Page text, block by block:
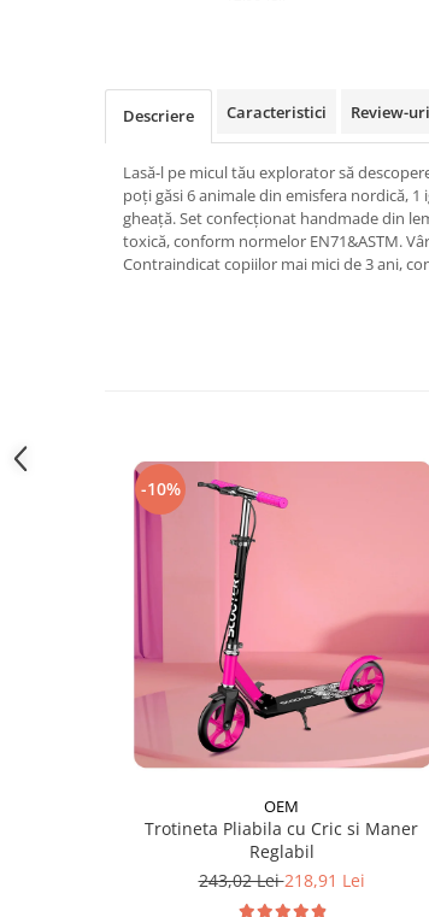
Pictura, modelaj si accesorii
Tarcuri si corturi
Tarc joaca copii
Tarc joaca bebe
Tarc joaca cu bile
Descriere Caracteristici Review-uri
Lasă-l pe micul tău explorator să
poți găsi 6 animale din emisfera nordică,
gheață. Set confecționat handmade din
toxică, conform normelor EN71&ASTM.
Contraindicat copiilor mai mici de 3 ani,
-10%
OEM
Trotineta Pliabila cu Cric si Maner
Reglabil
243,02 Lei218,91 Lei